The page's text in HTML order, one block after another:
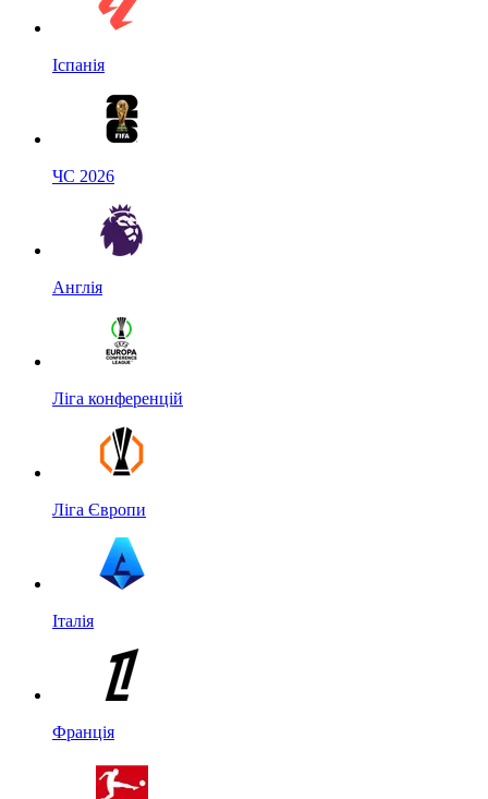
Іспанія
ЧС 2026
Англія
Ліга конференцій
Ліга Європи
Італія
Франція